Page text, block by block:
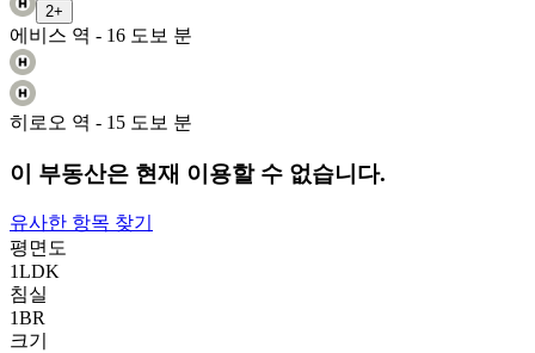
2+
에비스 역 - 16 도보 분
히로오 역 - 15 도보 분
이 부동산은 현재 이용할 수 없습니다.
유사한 항목 찾기
평면도
1LDK
침실
1BR
크기